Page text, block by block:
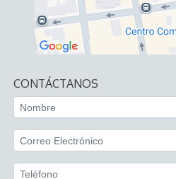
CONTÁCTANOS